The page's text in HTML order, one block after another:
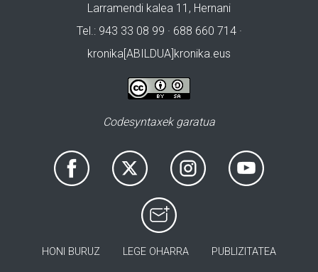
Larramendi kalea 11, Hernani
Tel.: 943 33 08 99 · 688 660 714 ·
kronika[ABILDUA]kronika.eus
Codesyntaxek garatua
HONI BURUZ LEGE OHARRA PUBLIZITATEA